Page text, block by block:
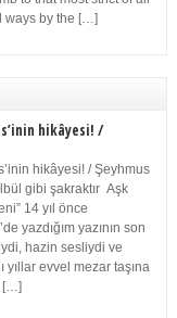
ways by the […]
hikâyesi! /
hikâyesi! / Şeyhmus
gibi şakraktır Aşk
14 yıl önce
yazdığım yazının son
hazin sesliydi ve
yıllar evvel mezar taşına
[…]